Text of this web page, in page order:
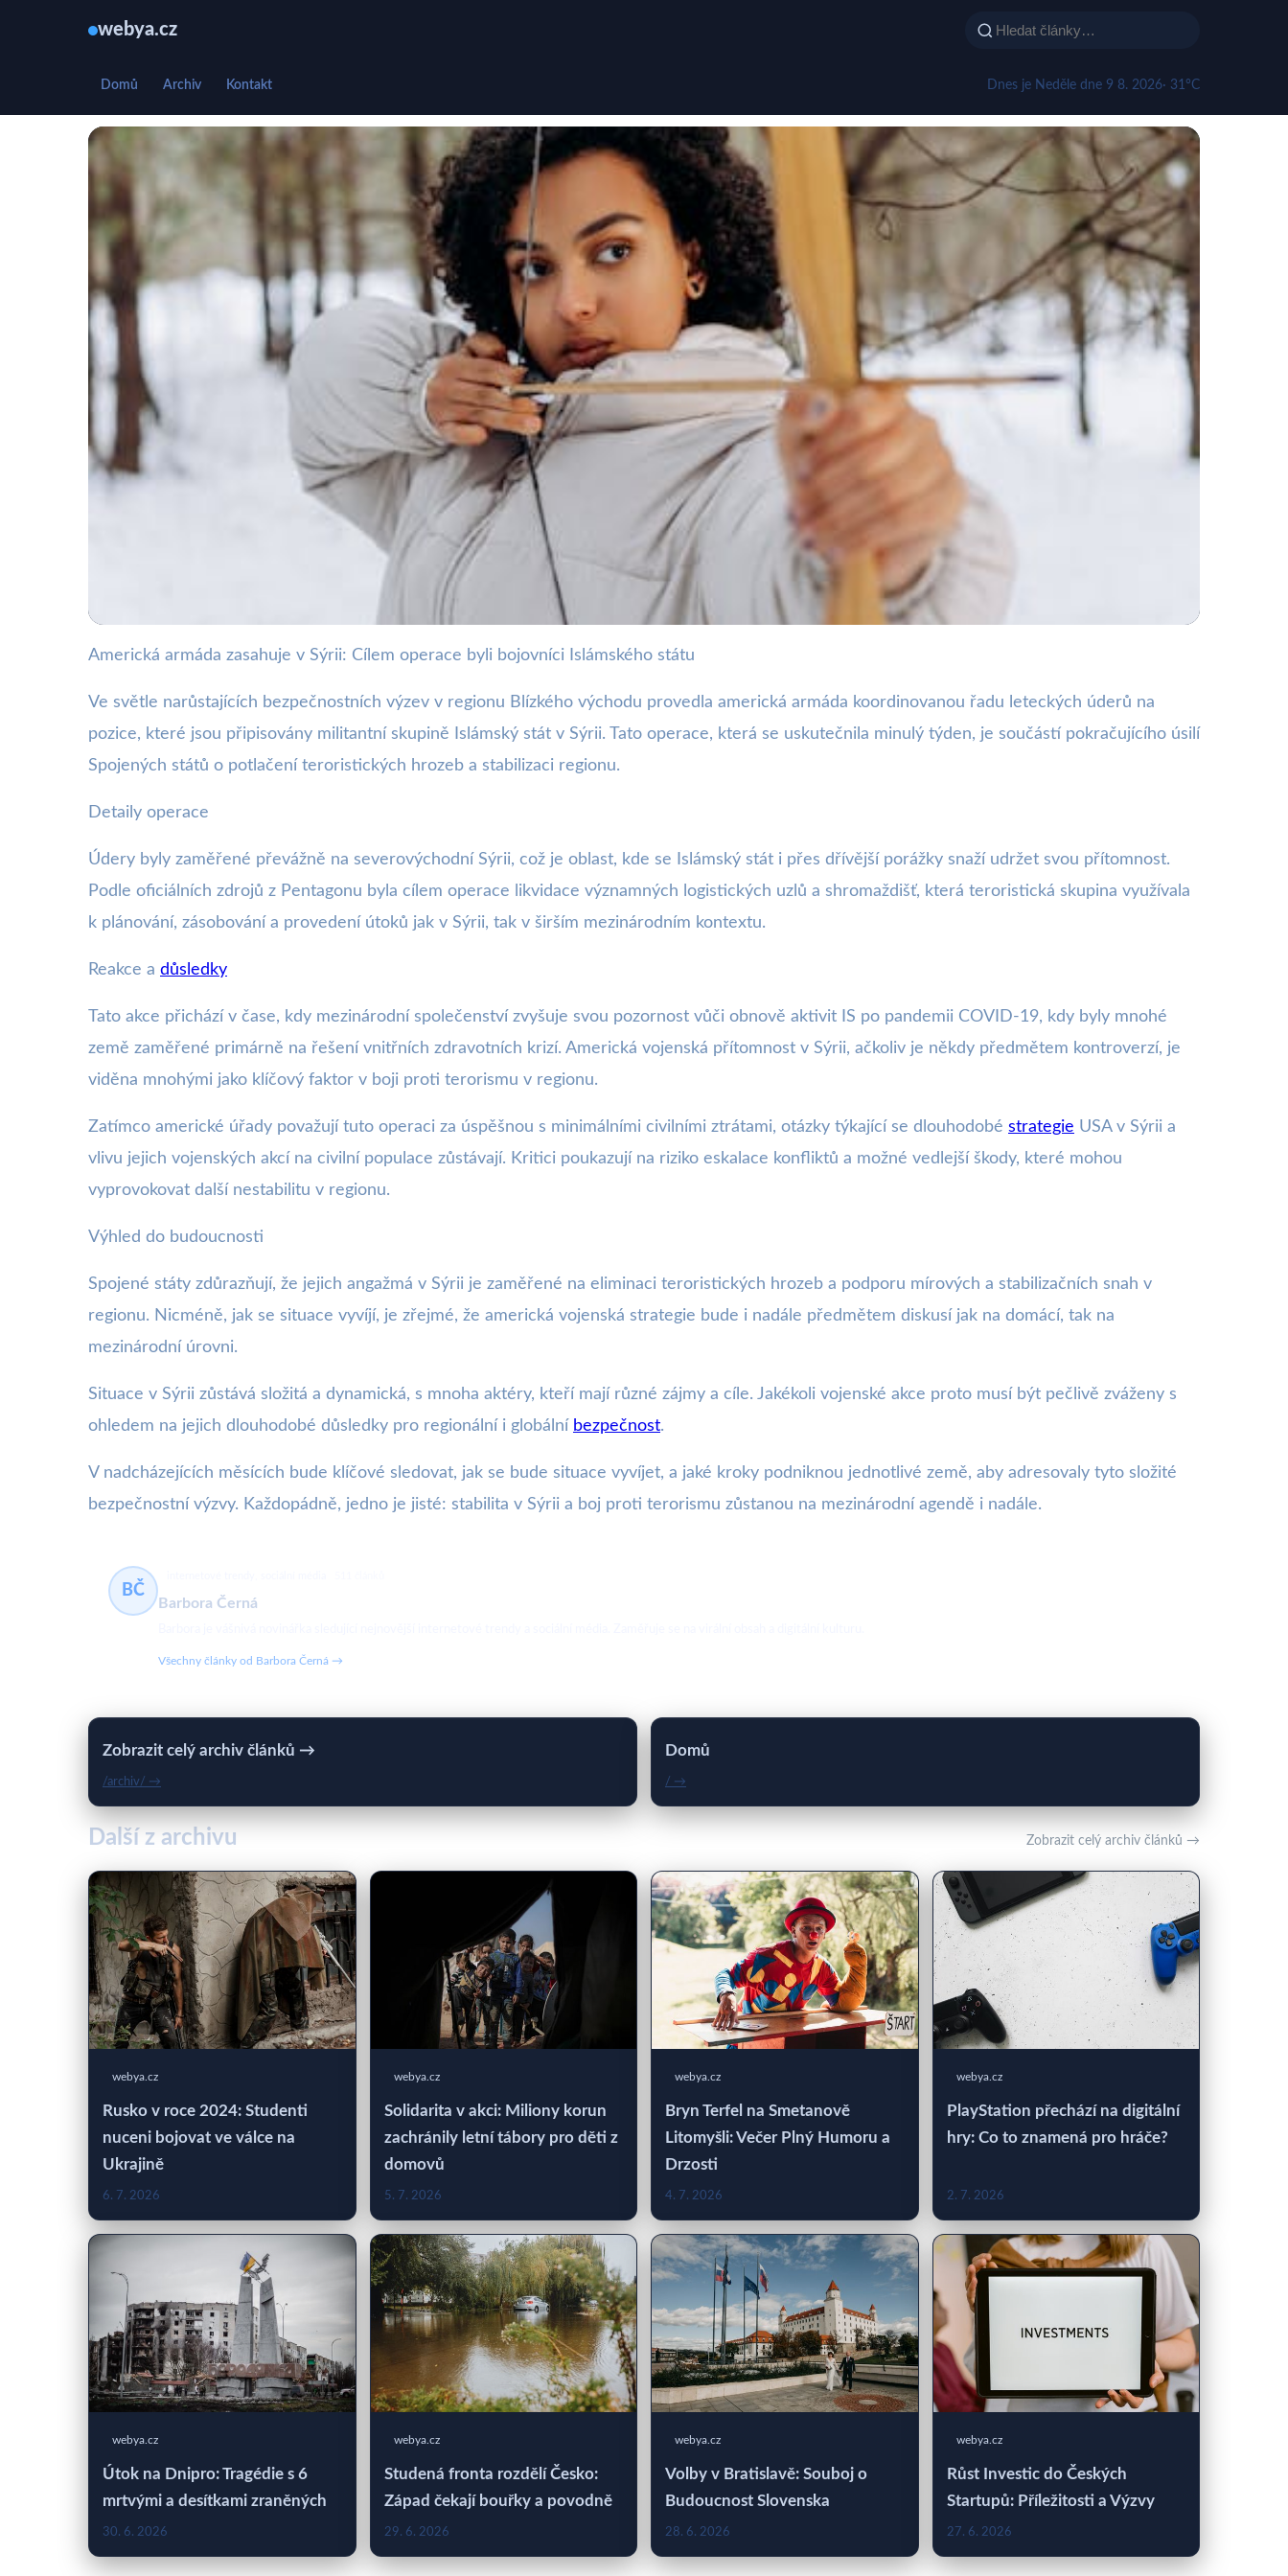
webya.cz
Domů Archiv Kontakt Dnes je Neděle dne 9 8. 2026· 31°C
webya.cz
Americká armáda útočí na IS v Sýrii: Cílí na stabilizaci regionu
11. 1. 2026 · 3 min čtení · Autor: Barbora Černá
Americká armáda zasahuje v Sýrii: Cílem operace byli bojovníci Islámského státu
Ve světle narůstajících bezpečnostních výzev v regionu Blízkého východu provedla americká armáda koordinovanou řadu leteckých úderů na
pozice, které jsou připisovány militantní skupině Islámský stát v Sýrii. Tato operace, která se uskutečnila minulý týden, je součástí pokračujícího úsilí
Spojených států o potlačení teroristických hrozeb a stabilizaci regionu.
Detaily operace
Údery byly zaměřené převážně na severovýchodní Sýrii, což je oblast, kde se Islámský stát i přes dřívější porážky snaží udržet svou přítomnost.
Podle oficiálních zdrojů z Pentagonu byla cílem operace likvidace významných logistických uzlů a shromaždišť, která teroristická skupina využívala
k plánování, zásobování a provedení útoků jak v Sýrii, tak v širším mezinárodním kontextu.
Reakce a důsledky
Tato akce přichází v čase, kdy mezinárodní společenství zvyšuje svou pozornost vůči obnově aktivit IS po pandemii COVID-19, kdy byly mnohé
země zaměřené primárně na řešení vnitřních zdravotních krizí. Americká vojenská přítomnost v Sýrii, ačkoliv je někdy předmětem kontroverzí, je
viděna mnohými jako klíčový faktor v boji proti terorismu v regionu.
Zatímco americké úřady považují tuto operaci za úspěšnou s minimálními civilními ztrátami, otázky týkající se dlouhodobé strategie USA v Sýrii a
vlivu jejich vojenských akcí na civilní populace zůstávají. Kritici poukazují na riziko eskalace konfliktů a možné vedlejší škody, které mohou
vyprovokovat další nestabilitu v regionu.
Výhled do budoucnosti
Spojené státy zdůrazňují, že jejich angažmá v Sýrii je zaměřené na eliminaci teroristických hrozeb a podporu mírových a stabilizačních snah v
regionu. Nicméně, jak se situace vyvíjí, je zřejmé, že americká vojenská strategie bude i nadále předmětem diskusí jak na domácí, tak na
mezinárodní úrovni.
Situace v Sýrii zůstává složitá a dynamická, s mnoha aktéry, kteří mají různé zájmy a cíle. Jakékoli vojenské akce proto musí být pečlivě zváženy s
ohledem na jejich dlouhodobé důsledky pro regionální i globální bezpečnost.
V nadcházejících měsících bude klíčové sledovat, jak se bude situace vyvíjet, a jaké kroky podniknou jednotlivé země, aby adresovaly tyto složité
bezpečnostní výzvy. Každopádně, jedno je jisté: stabilita v Sýrii a boj proti terorismu zůstanou na mezinárodní agendě i nadále.
BČ
Barbora Černá
Všechny články od Barbora Černá →
Zobrazit celý archiv článků →
/archiv/ →
Domů
/ →
Další z archivu Zobrazit celý archiv článků →
webya.cz
Rusko v roce 2024: Studenti
nuceni bojovat ve válce na
Ukrajině
6. 7. 2026
webya.cz
Solidarita v akci: Miliony korun
zachránily letní tábory pro děti z
domovů
5. 7. 2026
webya.cz
Bryn Terfel na Smetanově
Litomyšli: Večer Plný Humoru a
Drzosti
4. 7. 2026
webya.cz
PlayStation přechází na digitální
hry: Co to znamená pro hráče?
2. 7. 2026
webya.cz
Útok na Dnipro: Tragédie s 6
mrtvými a desítkami zraněných
30. 6. 2026
webya.cz
Studená fronta rozdělí Česko:
Západ čekají bouřky a povodně
29. 6. 2026
webya.cz
Volby v Bratislavě: Souboj o
Budoucnost Slovenska
28. 6. 2026
webya.cz
Růst Investic do Českých
Startupů: Příležitosti a Výzvy
27. 6. 2026